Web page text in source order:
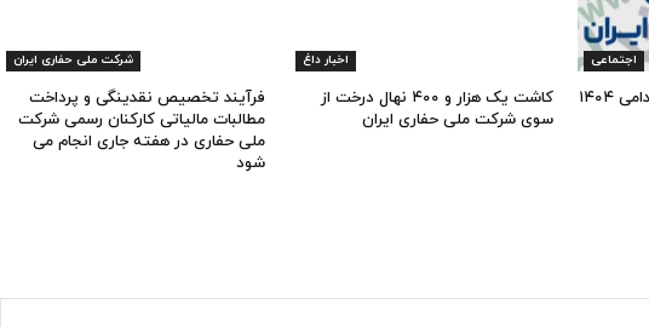
اجتماعی
جدیدترین خبر از آگهی استخدامی ۱۴۰۴
اخبار داغ
کاشت یک هزار و ۴۰۰ نهال درخت از
سوی شرکت ملی حفاری ایران
شرکت ملی حفاری ایران
فرآیند تخصیص نقدینگی و پرداخت
مطالبات مالیاتی کارکنان رسمی شرکت
ملی حفاری در هفته جاری انجام می
شود